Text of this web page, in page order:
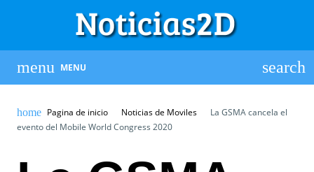
MENU
Pagina de inicio Noticias de Moviles
La GSMA cancela el
evento del Mobile World Congress 2020